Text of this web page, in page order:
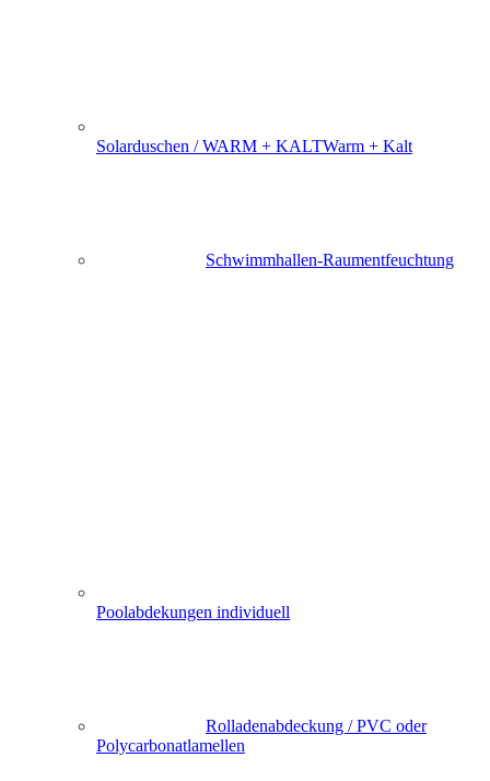
Solarduschen / WARM + KALTWarm + Kalt
Schwimmhallen-Raumentfeuchtung
Poolabdekungen individuell
Rolladenabdeckung / PVC oder
Polycarbonatlamellen